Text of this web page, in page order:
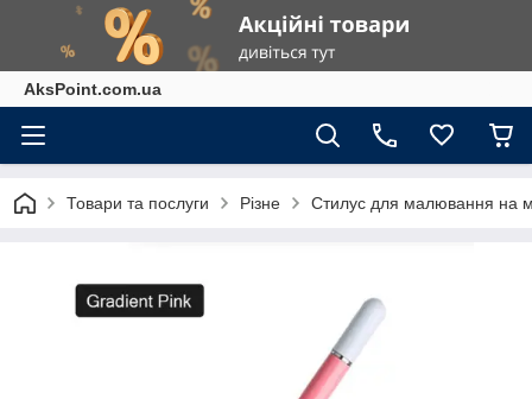
AksPoint.com.ua
Товари та послуги Різне Стилус для малювання на